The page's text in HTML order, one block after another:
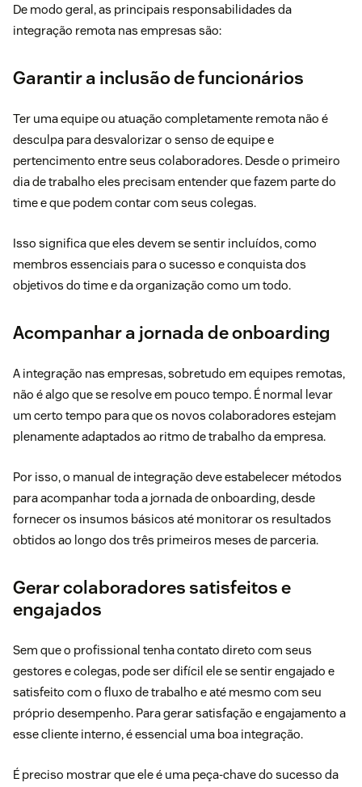
De modo geral, as principais responsabilidades da
integração remota nas empresas são:
Garantir a inclusão de funcionários
Ter uma equipe ou atuação completamente remota não é
desculpa para desvalorizar o senso de equipe e
pertencimento entre seus colaboradores. Desde o primeiro
dia de trabalho eles precisam entender que fazem parte do
time e que podem contar com seus colegas.
Isso significa que eles devem se sentir incluídos, como
membros essenciais para o sucesso e conquista dos
objetivos do time e da organização como um todo.
Acompanhar a jornada de onboarding
A integração nas empresas, sobretudo em equipes remotas,
não é algo que se resolve em pouco tempo. É normal levar
um certo tempo para que os novos colaboradores estejam
plenamente adaptados ao ritmo de trabalho da empresa.
Por isso, o manual de integração deve estabelecer métodos
para acompanhar toda a jornada de onboarding, desde
fornecer os insumos básicos até monitorar os resultados
obtidos ao longo dos três primeiros meses de parceria.
Gerar colaboradores satisfeitos e
engajados
Sem que o profissional tenha contato direto com seus
gestores e colegas, pode ser difícil ele se sentir engajado e
satisfeito com o fluxo de trabalho e até mesmo com seu
próprio desempenho. Para gerar satisfação e engajamento a
esse cliente interno, é essencial uma boa integração.
É preciso mostrar que ele é uma peça-chave do sucesso da